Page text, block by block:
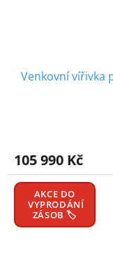
Venkovní vířivka
105 990 Kč
AKCE DO
VYPRODÁNÍ
ZÁSOB 🏷️